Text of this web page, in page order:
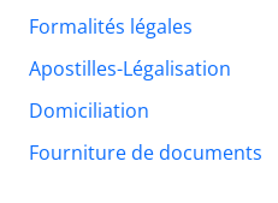
Formalités légales
Apostilles-Légalisation
Domiciliation
Fourniture de documents